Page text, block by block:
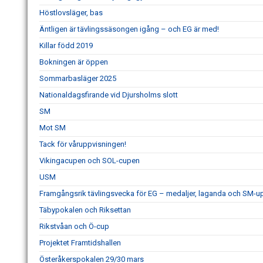
Höstlovsläger, bas
Äntligen är tävlingssäsongen igång – och EG är med!
Killar född 2019
Bokningen är öppen
Sommarbasläger 2025
Nationaldagsfirande vid Djursholms slott
SM
Mot SM
Tack för våruppvisningen!
Vikingacupen och SOL-cupen
USM
Framgångsrik tävlingsvecka för EG – medaljer, laganda och SM-
Täbypokalen och Riksettan
Rikstvåan och Ö-cup
Projektet Framtidshallen
Österåkerspokalen 29/30 mars